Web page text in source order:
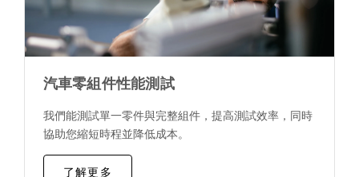
汽車零組件性能測試
我們能測試單一零件與完整組件，提高測試效率，同時
協助您縮短時程並降低成本。
了解更多